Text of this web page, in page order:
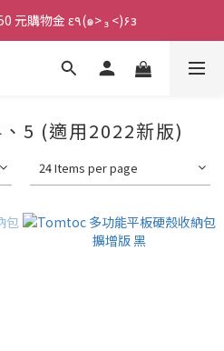
加入會員，現領 50 元購物金 ε٩(๑> ₃ <)۶з
加入會員，現領 50 元購物金 ε٩(๑> ₃ <)۶з
元 就免運 🚚
5 (適用2022新版)
24 Items per page